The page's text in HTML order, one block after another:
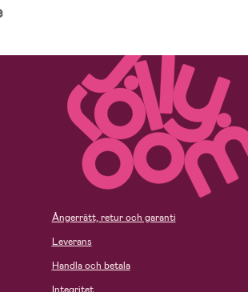
Ångerrätt, retur och garanti
Leverans
Handla och betala